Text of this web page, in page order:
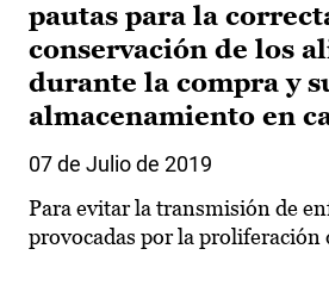
pautas para la
conservación de los
durante la compra y
almacenamiento en
07 de Julio de 2019
Para evitar la transmisión de
provocadas por la proliferación